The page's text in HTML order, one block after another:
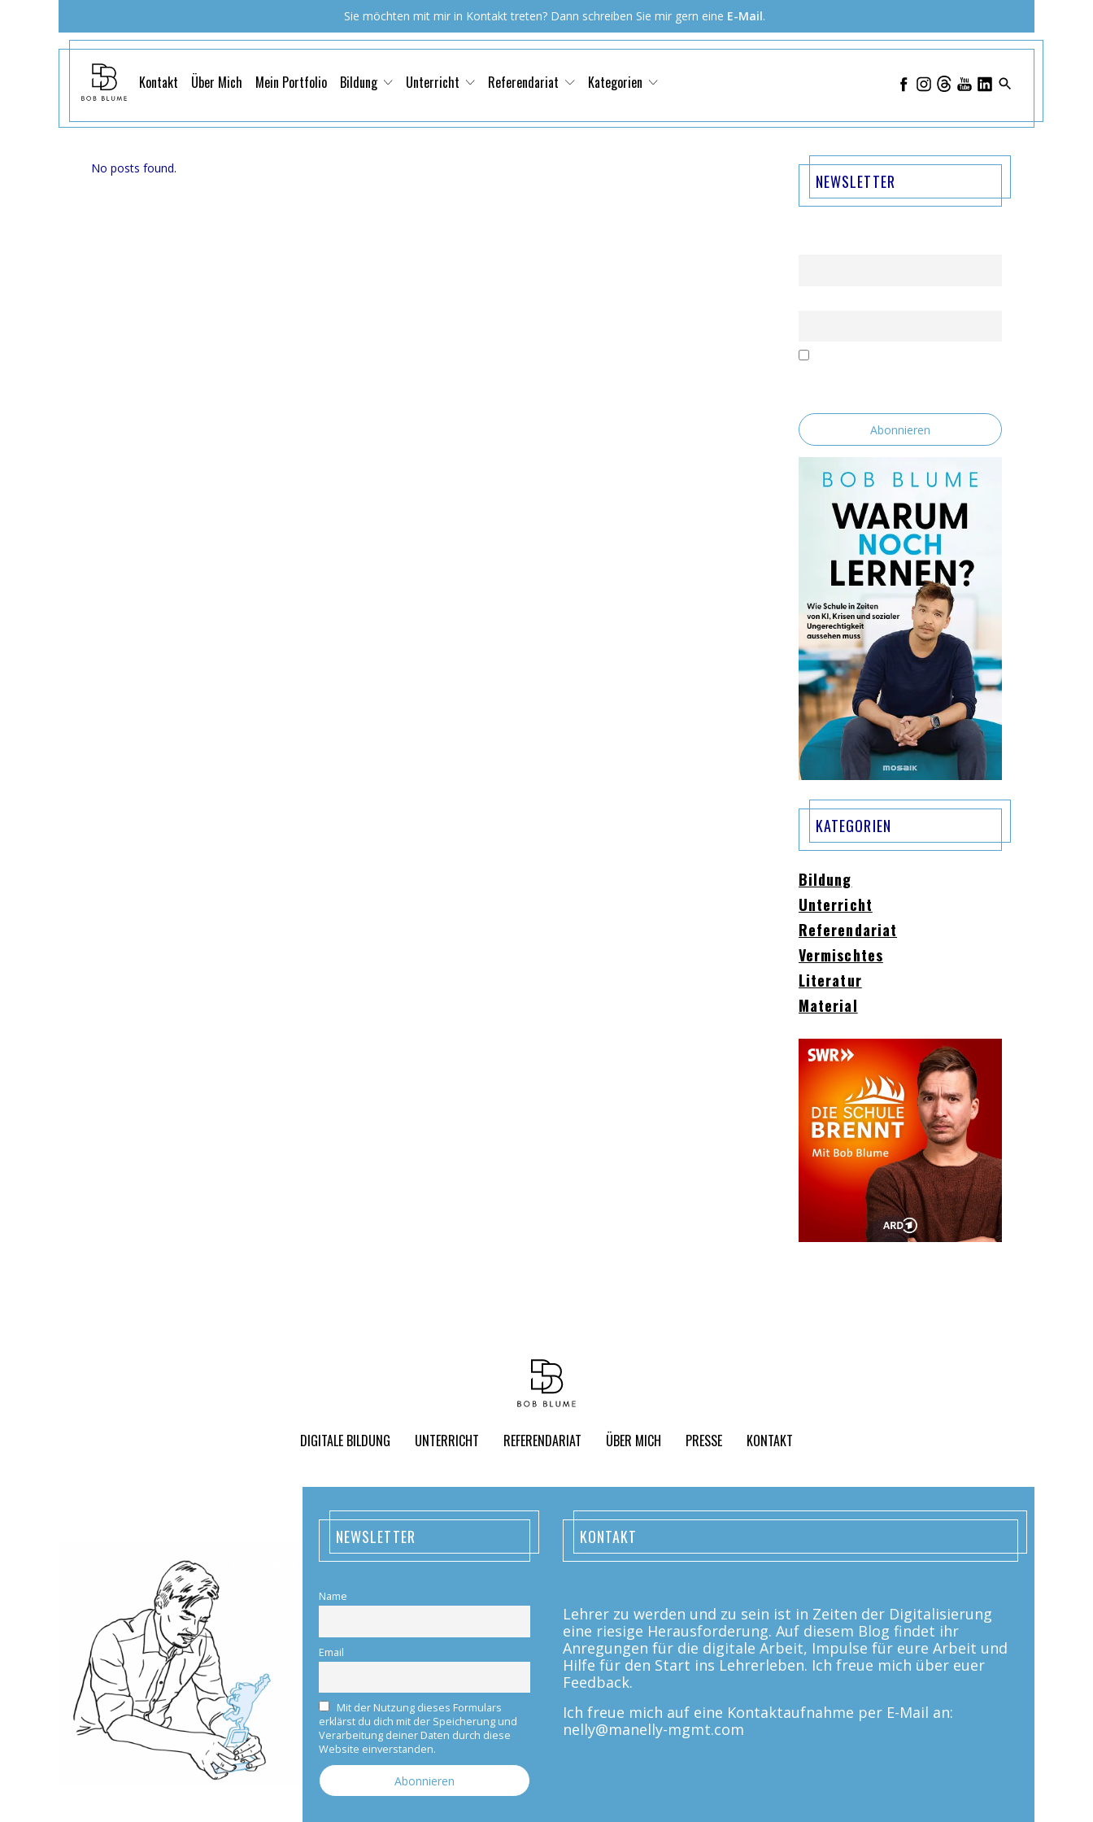
Sie möchten mit mir in Kontakt treten? Dann schreiben Sie mir gern eine E-Mail.
Kontakt Über Mich Mein Portfolio Bildung Unterricht Referendariat Kategorien
No posts found.
NEWSLETTER
KATEGORIEN
Bildung
Unterricht
Referendariat
Vermischtes
Literatur
Material
DIGITALE BILDUNG UNTERRICHT REFERENDARIAT ÜBER MICH PRESSE KONTAKT
NEWSLETTER
Name
Email
Mit der Nutzung dieses Formulars
erklärst du dich mit der Speicherung und
Verarbeitung deiner Daten durch diese
Website einverstanden.
KONTAKT
Lehrer zu werden und zu sein ist in Zeiten der Digitalisierung
eine riesige Herausforderung. Auf diesem Blog findet ihr
Anregungen für die digitale Arbeit, Impulse für eure Arbeit und
Hilfe für den Start ins Lehrerleben. Ich freue mich über euer
Feedback.
Ich freue mich auf eine Kontaktaufnahme per E-Mail an:
nelly@manelly-mgmt.com